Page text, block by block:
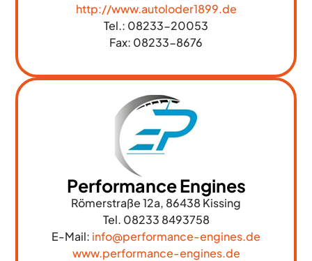
http://www.autoloder1899.de
Tel.: 08233-20053
Fax: 08233-8676
Performance Engines
Römerstraße 12a, 86438 Kissing
Tel. 08233 8493758
E-Mail: info@performance-engines.de
www.performance-engines.de